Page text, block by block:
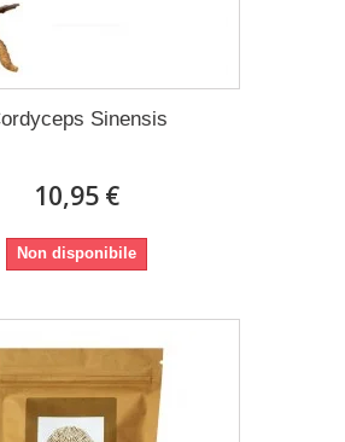
Sinensis
10,95 €
Non disponibile